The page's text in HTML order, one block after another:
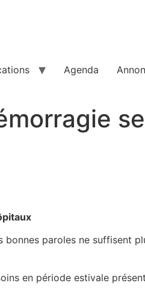
Agenda
se
bonnes paroles ne suffisent
en période estivale